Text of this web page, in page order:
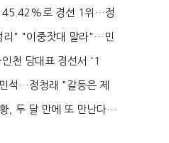
심...
45.42%로 경선 1위…정
0.86%p(...
리" "이중잣대 말라"…민
파 다...
인천 당대표 경선서 '1
석…정청래 "갈등은 제
, 두 달 만에 또 만난다…